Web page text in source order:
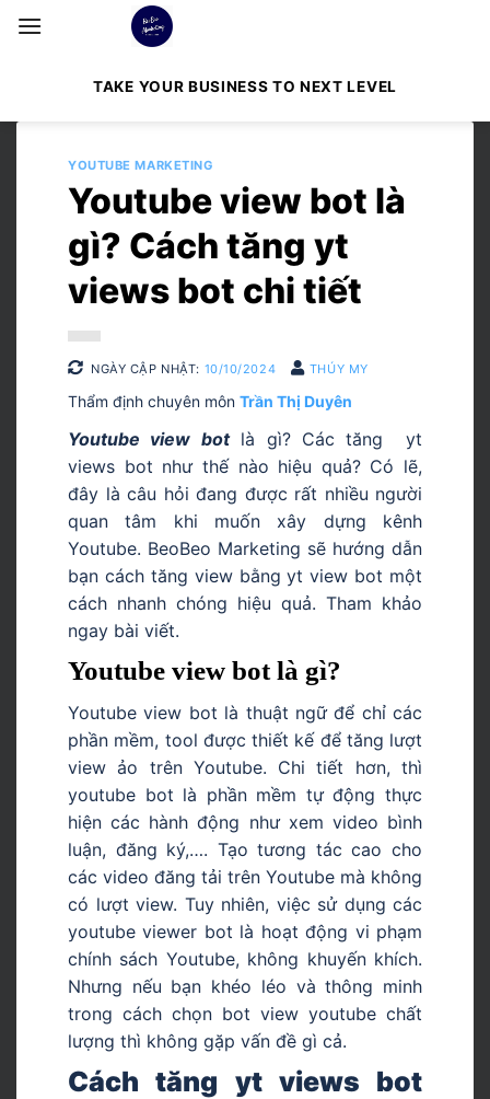
Bỏ
qua
TAKE YOUR BUSINESS TO NEXT LEVEL
YOUTUBE MARKETING
Youtube view bot là
gì? Cách tăng yt
views bot chi tiết
NGÀY CẬP NHẬT: 10/10/2024 THÚY MY
Thẩm định chuyên môn Trần Thị Duyên
Youtube view botlà gì? Các tăng yt
views bot như thế nào hiệu quả? Có lẽ,
đây là câu hỏi đang được rất nhiều người
quan tâm khi muốn xây dựng kênh
Youtube. BeoBeo Marketing sẽ hướng dẫn
bạn cách tăng view bằng yt view bot một
cách nhanh chóng hiệu quả. Tham khảo
ngay bài viết.
Youtube view bot là gì?
Youtube view bot là thuật ngữ để chỉ các
phần mềm, tool được thiết kế để tăng lượt
view ảo trên Youtube. Chi tiết hơn, thì
youtube bot là phần mềm tự động thực
hiện các hành động như xem video bình
luận, đăng ký,…. Tạo tương tác cao cho
các video đăng tải trên Youtube mà không
có lượt view. Tuy nhiên, việc sử dụng các
youtube viewer bot là hoạt động vi phạm
chính sách Youtube, không khuyến khích.
Nhưng nếu bạn khéo léo và thông minh
trong cách chọn bot view youtube chất
lượng thì không gặp vấn đề gì cả.
Cách tăng yt views bot